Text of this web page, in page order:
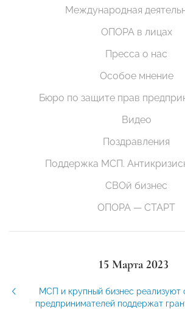
Международная
ОПОРА в лицах
Пресса о нас
Особое мнение
Бюро по защите прав
Видео
Поздравления
Поддержка МСП.
СВОй бизнес
ОПОРА — СТАРТ
15 Марта 2023
МСП и крупный бизнес реализуют
предпринимателей поддержат